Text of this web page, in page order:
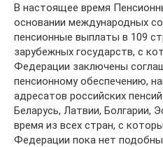
В настоящее время
основании международных
пенсионные выплаты в 109
зарубежных государств, с
Федерации заключены
пенсионному обеспечению,
адресатов российских
Беларусь, Латвии, Болгарии,
время из всех стран, с
Федерации пока нет